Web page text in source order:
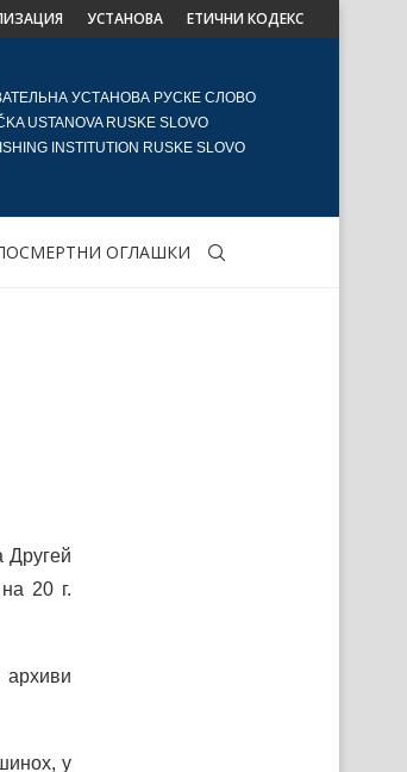
УСТАНОВА ЕТИЧНИ КОДЕКС
УСТАНОВА РУСКЕ СЛОВО
USTANOVA RUSKE SLOVO
INSTITUTION RUSKE SLOVO
ОГЛАШКИ
Другей
20 г.
у